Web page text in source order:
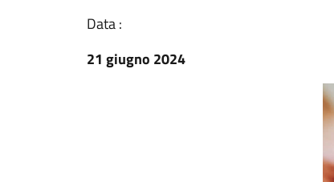
Data :
21 giugno 2024